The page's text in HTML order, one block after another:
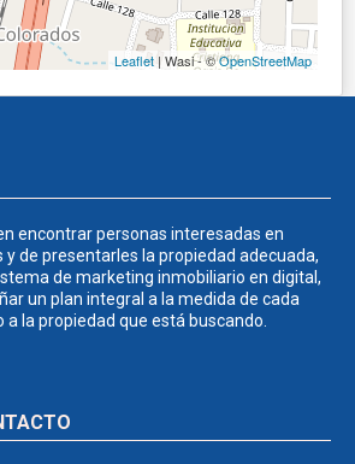
Leaflet | Wasi - ©OpenStreetMap
encontrar personas interesadas en
de presentarles la propiedad adecuada,
de marketing inmobiliario en digital,
un plan integral a la medida de cada
la propiedad que está buscando.